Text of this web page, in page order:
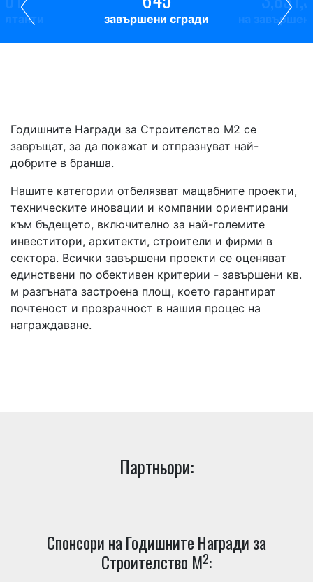
завършени сгради на
Годишните Награди за Строителство М2 се
завръщат, за да покажат и отпразнуват най-
добрите в бранша.
Нашите категории отбелязват мащабните проекти,
техническите иновации и компании ориентирани
към бъдещето, включително за най-големите
инвеститори, архитекти, строители и фирми в
сектора. Всички завършени проекти се оценяват
единствени по обективен критерии - завършени кв.
м разгъната застроена площ, което гарантират
почтеност и прозрачност в нашия процес на
награждаване.
Партньори:
Спонсори на Годишните Награди за
Строителство М2: